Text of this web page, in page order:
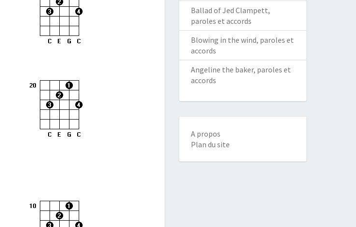
Ballad of Jed Clampett,
paroles et accords
Blowing in the wind, paroles et
accords
Angeline the baker, paroles et
accords
A propos
Plan du site